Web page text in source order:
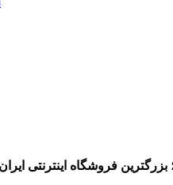
فروشگاه اینترنتی ایران